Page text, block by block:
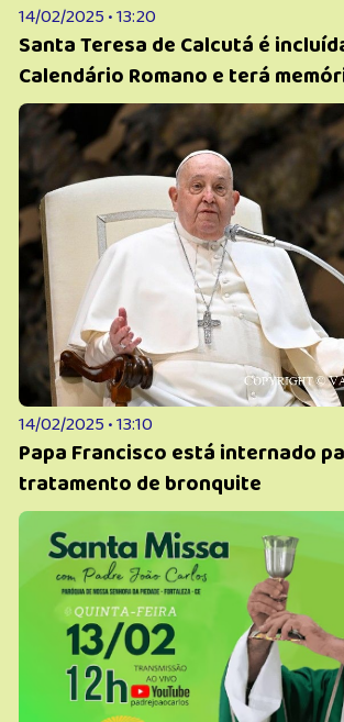
14/02/2025 • 13:20
Santa Teresa de Calcutá é
Calendário Romano e terá
14/02/2025 • 13:10
Papa Francisco está internado
tratamento de bronquite